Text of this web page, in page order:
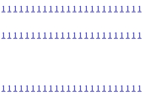
1 1 1 1 1 1 1 1 1 1 1 1 1 1 1 1 1 1 1 1 1 1 1 1
1 1 1 1 1 1 1 1 1 1 1 1 1 1 1 1 1 1 1 1 1 1 1 1
1 1 1 1 1 1 1 1 1 1 1 1 1 1 1 1 1 1 1 1 1 1 1 1